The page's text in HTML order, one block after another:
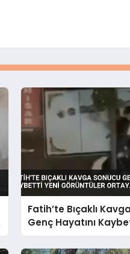
Fatih’te Bıçaklı
Genç Hayatını
Görüntüler Ortaya